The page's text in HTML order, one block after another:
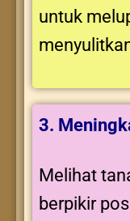
untuk
3.
Melihat
berpikir